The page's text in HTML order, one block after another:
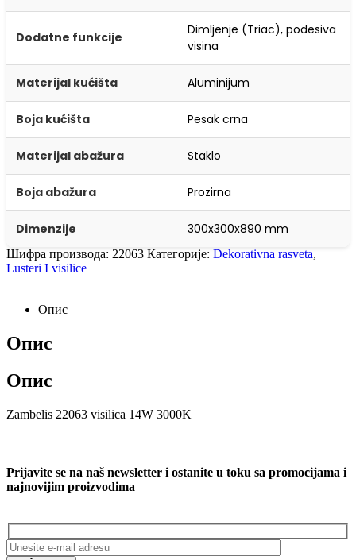
Dodatne funkcije
Dimljenje (Triac), podesiva
visina
Materijal kućišta Aluminijum
Boja kućišta Pesak crna
Materijal abažura Staklo
Boja abažura Prozirna
Dimenzije 300x300x890 mm
Шифра производа: 22063 Категорије: Dekorativna rasveta,
Lusteri I visilice
Опис
Опис
Опис
Zambelis 22063 visilica 14W 3000K
Prijavite se na naš newsletter i ostanite u toku sa promocijama i
najnovijim proizvodima